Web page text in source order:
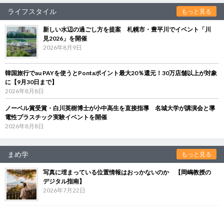
ライフスタイル もっと見る
新しい水辺の過ごし方を提案 札幌市・豊平川でイベント「川
見2026」を開催
2026年8月9日
韓国旅行でau PAYを使うとPontaポイント最大20％還元！30万店舗以上が対象
に【9月30日まで】
2026年8月8日
ノーベル賞受賞・白川英樹博士が小中高生を直接指導 名城大学が講演会と導
電性プラスチック実験イベントを開催
2026年8月8日
まめ学 もっと見る
写真に埋まっている位置情報はおっかないのか 【岡嶋教授の
デジタル指南】
2026年7月22日